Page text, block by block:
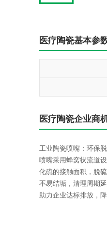
医疗陶瓷基本参
医疗陶瓷企业商
工业陶瓷喷嘴：环保
喷嘴采用蜂窝状流道
化硫的接触面积，脱
不易结垢，清理周期
助力企业达标排放，